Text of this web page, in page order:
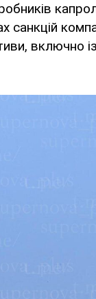
санкцій
включно